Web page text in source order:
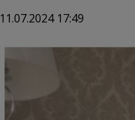
11.07.2024 17:49